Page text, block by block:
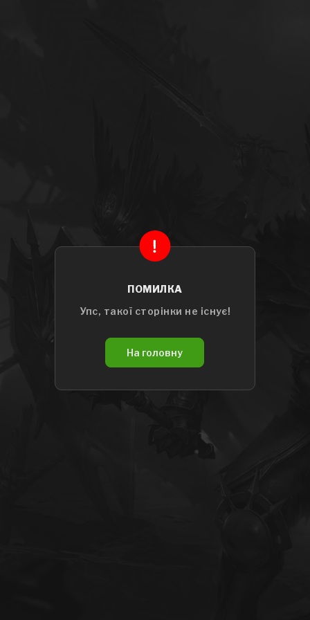
ПОМИЛКА
Упс, такої сторінки не існує!
На головну